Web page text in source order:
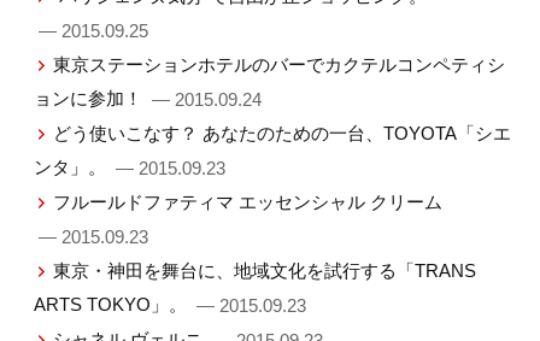
— 2015.09.25
東京ステーションホテルのバーでカクテルコンペティシ
ョンに参加！
— 2015.09.24
どう使いこなす？ あなたのための一台、TOYOTA「シエ
ンタ」。
— 2015.09.23
フルールドファティマ エッセンシャル クリーム
— 2015.09.23
東京・神田を舞台に、地域文化を試行する「TRANS
ARTS TOKYO」。
— 2015.09.23